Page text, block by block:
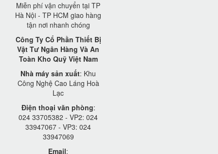
Miễn phí vận chuyển tại TP
Hà Nội - TP HCM giao hàng
tận nơi nhanh chóng
Công Ty Cổ Phần Thiết Bị
Vật Tư Ngân Hàng Và An
Toàn Kho Quỹ Việt Nam
Nhà máy sản xuất: Khu
Công Nghệ Cao Láng Hoà
Lạc
Điện thoại văn phòng:
024 33705382 - VP2: 024
33947067 - VP3: 024
33947069
Email: